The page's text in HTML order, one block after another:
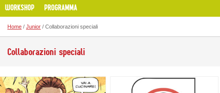
WORKSHOP
PROGRAMMA
Home / Junior / Collaborazioni speciali
Collaborazioni speciali